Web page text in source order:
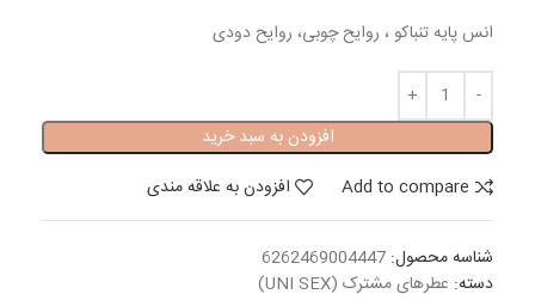
انس پایه تنباکو ، روایح چوبی، روایح دودی
افزودن به سبد خرید
Add to compare
افزودن به علاقه مندی
شناسه محصول: 6262469004447
دسته: عطرهای مشترک (UNI SEX)